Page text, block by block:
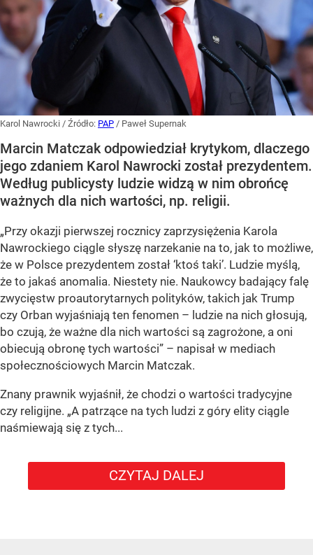
Karol Nawrocki / Źródło: PAP / Paweł Supernak
Marcin Matczak odpowiedział krytykom, dlaczego
jego zdaniem Karol Nawrocki został prezydentem.
Według publicysty ludzie widzą w nim obrońcę
ważnych dla nich wartości, np. religii.
„Przy okazji pierwszej rocznicy zaprzysiężenia Karola
Nawrockiego ciągle słyszę narzekanie na to, jak to możliwe,
że w Polsce prezydentem został ‘ktoś taki’. Ludzie myślą,
że to jakaś anomalia. Niestety nie. Naukowcy badający falę
zwycięstw proautorytarnych polityków, takich jak Trump
czy Orban wyjaśniają ten fenomen – ludzie na nich głosują,
bo czują, że ważne dla nich wartości są zagrożone, a oni
obiecują obronę tych wartości” – napisał w mediach
społecznościowych Marcin Matczak.
Znany prawnik wyjaśnił, że chodzi o wartości tradycyjne
czy religijne. „A patrzące na tych ludzi z góry elity ciągle
naśmiewają się z tych...
CZYTAJ DALEJ